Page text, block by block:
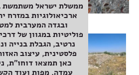
ממשלת ישראל משתמשת
ארכיאולוגיות במזרח
ובגדה המערבית
פוליטיות במגוון של
נרטיב, הגבלת בנייה
פלסטינית, עיצוב
כאן תמצאו דוחו"ת,
עמדה, מפות ועוד
המנהל
להפקיע
ובסמוך לו